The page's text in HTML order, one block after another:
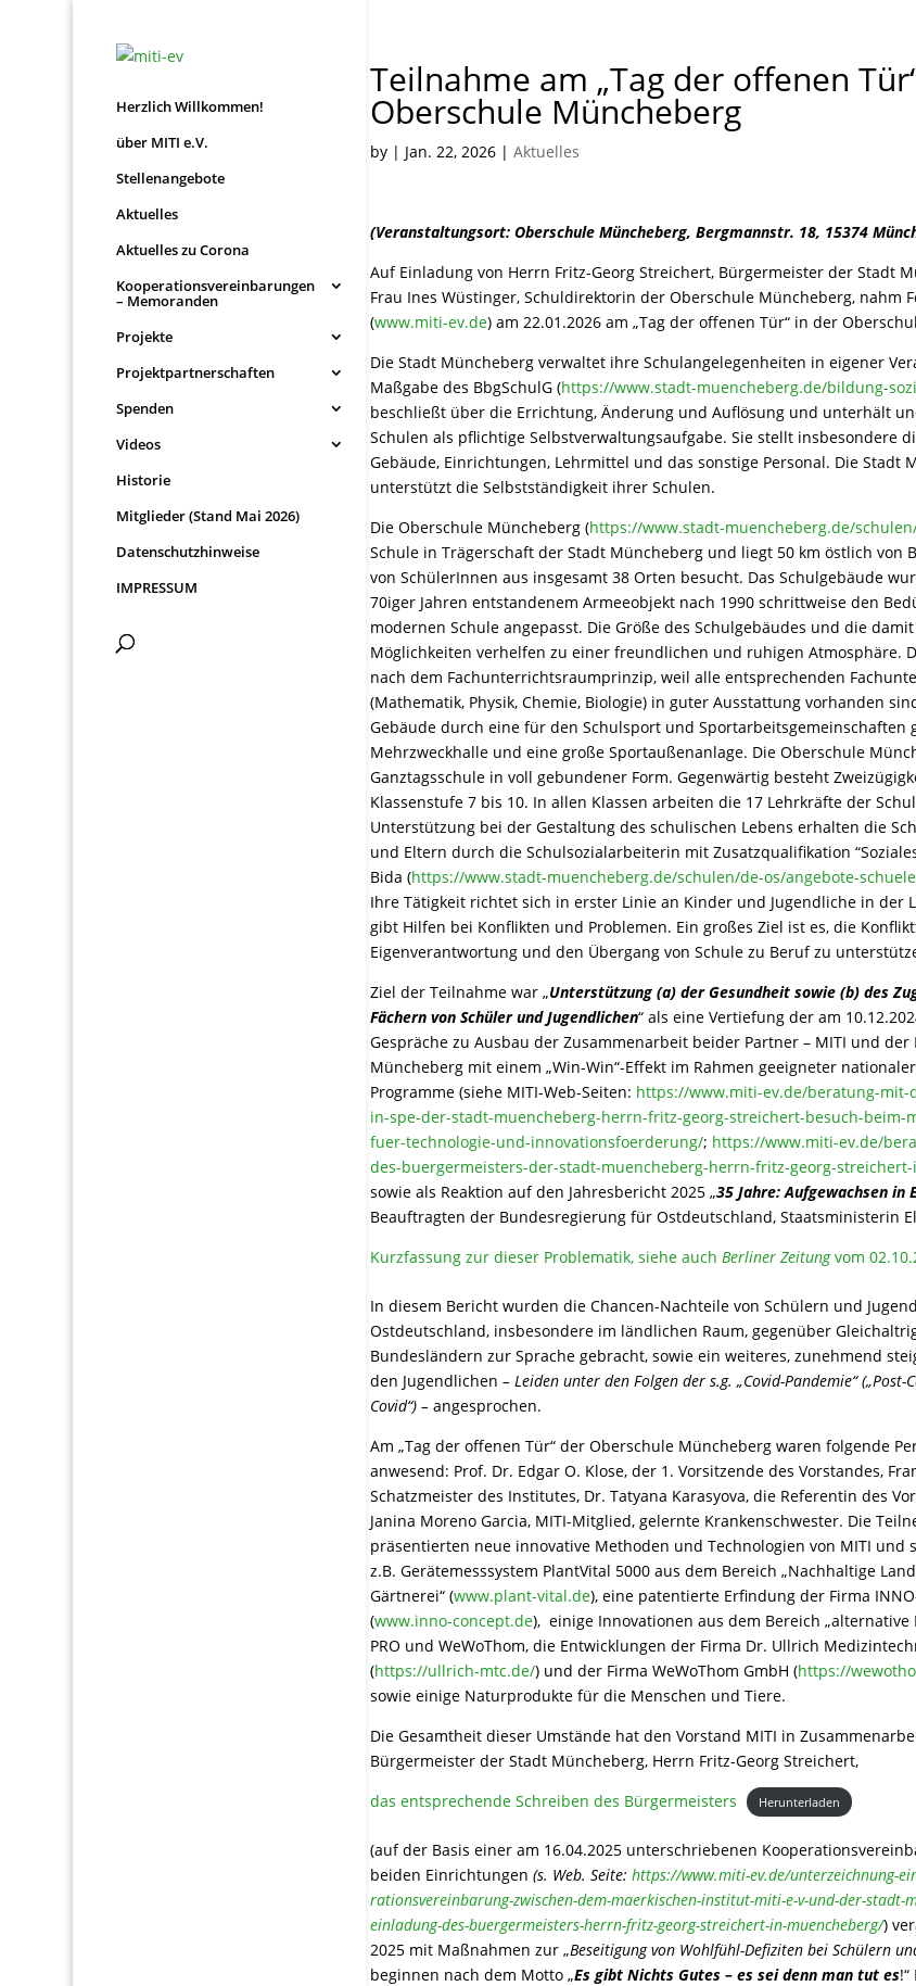
Herzlich Willkommen!
über MITI e.V.
Stellenangebote
Aktuelles
Aktuelles zu Corona
Kooperationsvereinbarungen
– Memoranden
Projekte
Projektpartnerschaften
Spenden
Videos
Historie
Mitglieder (Stand Mai 2026)
Datenschutzhinweise
IMPRESSUM
Teilnahme am „Tag der offenen
Oberschule Müncheberg
by | Jan. 22, 2026 |Aktuelles
(Veranstaltungsort: Oberschule Müncheberg, Bergmannstr. 18, 15374
Auf Einladung von Herrn Fritz-Georg Streichert, Bürgermeister der Stadt
Frau Ines Wüstinger, Schuldirektorin der Oberschule Müncheberg, nahm
(www.miti-ev.de) am 22.01.2026 am „Tag der offenen Tür“ in der
Die Stadt Müncheberg verwaltet ihre Schulangelegenheiten in eigener
Maßgabe des BbgSchulG (https://www.stadt-muencheberg.de/bildung-
beschließt über die Errichtung, Änderung und Auflösung und unterhält
Schulen als pflichtige Selbstverwaltungsaufgabe. Sie stellt insbesondere
Gebäude, Einrichtungen, Lehrmittel und das sonstige Personal. Die Stadt
unterstützt die Selbstständigkeit ihrer Schulen.
Die Oberschule Müncheberg (https://www.stadt-muencheberg.de/
Schule in Trägerschaft der Stadt Müncheberg und liegt 50 km östlich von
von SchülerInnen aus insgesamt 38 Orten besucht. Das Schulgebäude
70iger Jahren entstandenem Armeeobjekt nach 1990 schrittweise den
modernen Schule angepasst. Die Größe des Schulgebäudes und die
Möglichkeiten verhelfen zu einer freundlichen und ruhigen Atmosphäre.
nach dem Fachunterrichtsraumprinzip, weil alle entsprechenden
(Mathematik, Physik, Chemie, Biologie) in guter Ausstattung vorhanden
Gebäude durch eine für den Schulsport und Sportarbeitsgemeinschaften
Mehrzweckhalle und eine große Sportaußenanlage. Die Oberschule
Ganztagsschule in voll gebundener Form. Gegenwärtig besteht
Klassenstufe 7 bis 10. In allen Klassen arbeiten die 17 Lehrkräfte der
Unterstützung bei der Gestaltung des schulischen Lebens erhalten die
und Eltern durch die Schulsozialarbeiterin mit Zusatzqualifikation
Bida (https://www.stadt-muencheberg.de/schulen/de-os/angebote-
Ihre Tätigkeit richtet sich in erster Linie an Kinder und Jugendliche in der
gibt Hilfen bei Konflikten und Problemen. Ein großes Ziel ist es, die
Eigenverantwortung und den Übergang von Schule zu Beruf zu
Ziel der Teilnahme war „Unterstützung (a) der Gesundheit sowie (b) des
Fächern von Schüler und Jugendlichen“ als eine Vertiefung der am
Gespräche zu Ausbau der Zusammenarbeit beider Partner – MITI und der
Müncheberg mit einem „Win-Win“-Effekt im Rahmen geeigneter
Programme (siehe MITI-Web-Seiten: https://www.miti-ev.de/beratung-mit-
in-spe-der-stadt-muencheberg-herrn-fritz-georg-streichert-besuch-beim-
fuer-technologie-und-innovationsfoerderung/; https://www.miti-ev.de/
des-buergermeisters-der-stadt-muencheberg-herrn-fritz-georg-
sowie als Reaktion auf den Jahresbericht 2025 „35 Jahre: Aufgewachsen in
Beauftragten der Bundesregierung für Ostdeutschland, Staatsministerin
Kurzfassung zur dieser Problematik, siehe auchBerliner Zeitungvom
In diesem Bericht wurden die Chancen-Nachteile von Schülern und
Ostdeutschland, insbesondere im ländlichen Raum, gegenüber
Bundesländern zur Sprache gebracht, sowie ein weiteres, zunehmend
den Jugendlichen– Leiden unter den Folgen der s.g. „Covid-Pandemie“ („Post-
Covid“) – angesprochen.
Am „Tag der offenen Tür“ der Oberschule Müncheberg waren folgende
anwesend: Prof. Dr. Edgar O. Klose, der 1. Vorsitzende des Vorstandes,
Schatzmeister des Institutes, Dr. Tatyana Karasyova, die Referentin des
Janina Moreno Garcia, MITI-Mitglied, gelernte Krankenschwester. Die
präsentierten neue innovative Methoden und Technologien von MITI und
z.B. Gerätemesssystem PlantVital 5000 aus dem Bereich „Nachhaltige
Gärtnerei“ (www.plant-vital.de), eine patentierte Erfindung der Firma
(www.inno-concept.de), einige Innovationen aus dem Bereich „alternative
PRO und WeWoThom, die Entwicklungen der Firma Dr. Ullrich
(https://ullrich-mtc.de/) und der Firma WeWoThom GmbH (https://
sowie einige Naturprodukte für die Menschen und Tiere.
Die Gesamtheit dieser Umstände hat den Vorstand MITI in
Bürgermeister der Stadt Müncheberg, Herrn Fritz-Georg Streichert,
das entsprechende Schreiben des Bürgermeisters
Herunterladen
(auf der Basis einer am 16.04.2025 unterschriebenen
beiden Einrichtungen(s. Web. Seite:https://www.miti-ev.de/unterzeichnung-
rationsvereinbarung-zwischen-dem-maerkischen-institut-miti-e-v-und-der-stadt-
einladung-des-buergermeisters-herrn-fritz-georg-streichert-in-muencheberg/)
2025 mit Maßnahmen zur „Beseitigung von Wohlfühl-Defiziten bei Schülern
beginnen nach dem Motto „Es gibt Nichts Gutes – es sei denn man tut es